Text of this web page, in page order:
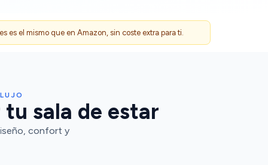
es el mismo que en Amazon, sin coste extra para ti.
sala de estar
confort y